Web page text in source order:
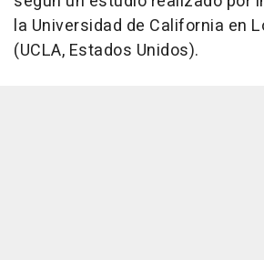
la Universidad de California en
(UCLA, Estados Unidos).